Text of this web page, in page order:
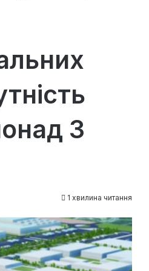
3
1 хвилина читання